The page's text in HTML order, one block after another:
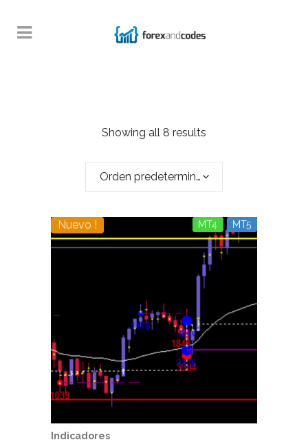
Showing all 8 results
Orden predeterminado
Nuevo ! MT4 MT5
Indicadores